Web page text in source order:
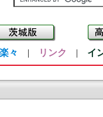
々 | リンク | イ